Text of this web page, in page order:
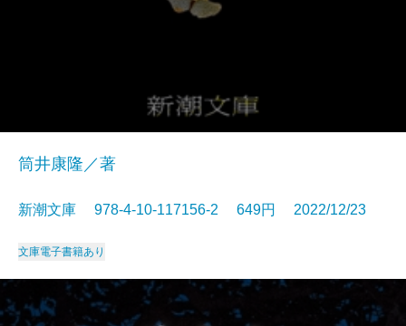
筒井康隆／著
新潮文庫 978-4-10-117156-2 649円 2022/12/23
文庫電子書籍あり